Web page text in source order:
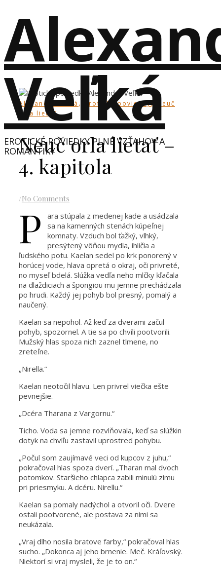
Veľká
EROTICKÉ POVIEDKY PLNÉ VZŤAHOV A
ROMANTIKY
Alexandra Veľká , erotické poviedky,
Neuč
orla lietať
Neuč orla lietať –
4. kapitola
/No Comments
P
ara stúpala z medenej kade a usádzala
sa na kamenných stenách kúpeľnej
komnaty. Vzduch bol ťažký, vlhký,
presýtený vôňou mydla, ihličia a
ľudského potu. Kaelan sedel po krk ponorený v
horúcej vode, hlava opretá o okraj, oči privreté,
no myseľ bdelá. Slúžka vedľa neho mlčky kľačala
na dlaždiciach a špongiou mu jemne prechádzala
po hrudi. Každý jej pohyb bol presný, pomalý a
naučený.
Kaelan sa nepohol. Až keď za dverami začul
pohyb, spozornel. A tie sa po chvíli pootvorili.
Mužský hlas spoza nich zaznel tlmene, no
zreteľne.
„Nirella.“
Kaelan neotočil hlavu. Len privrel viečka ešte
pevnejšie.
„Dcéra Tharana z Vargornu.“
Ticho. Voda sa jemne rozvlňovala, keď sa slúžkin
dotyk na chvíľu zastavil uprostred pohybu.
„Počul som zaujímavé veci od kupcov z juhu,“
pokračoval hlas spoza dverí. „Tharan mal dvoch
potomkov. Staršieho chlapca zabili minulú zimu
pri priesmyku. A dcéru. Nirellu.“
Kaelan sa pomaly nadýchol a otvoril oči. Dvere
ostali pootvorené, ale postava za nimi sa
neukázala.
„Vraj dlho nosila bratove farby,“ pokračoval hlas
sucho. „Dokonca aj jeho brnenie. Meč. Kráľovský.
Niektorí si vraj mysleli, že je to on.“